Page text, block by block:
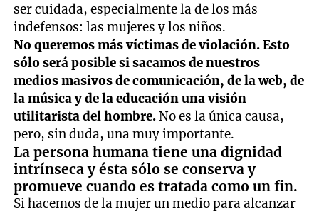
ser cuidada, especialmente la de los más
indefensos: las mujeres y los niños.
No queremos más víctimas de violación. Esto
sólo será posible si sacamos de nuestros
medios masivos de comunicación, de la web, de
la música y de la educación una visión
utilitarista del hombre.No es la única causa,
pero, sin duda, una muy importante.
La persona humana tiene una dignidad
intrínseca y ésta sólo se conserva y
promueve cuando es tratada como un fin.
Si hacemos de la mujer un medio para alcanzar